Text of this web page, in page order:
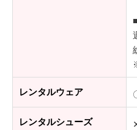
レンタルウェア
レンタルシューズ